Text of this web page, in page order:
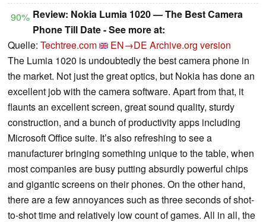
90% Review: Nokia Lumia 1020 — The Best Camera
Phone Till Date - See more at:
Quelle: Techtree.com EN→DE Archive.org version
The Lumia 1020 is undoubtedly the best camera phone in
the market. Not just the great optics, but Nokia has done an
excellent job with the camera software. Apart from that, it
flaunts an excellent screen, great sound quality, sturdy
construction, and a bunch of productivity apps including
Microsoft Office suite. It’s also refreshing to see a
manufacturer bringing something unique to the table, when
most companies are busy putting absurdly powerful chips
and gigantic screens on their phones. On the other hand,
there are a few annoyances such as three seconds of shot-
to-shot time and relatively low count of games. All in all, the